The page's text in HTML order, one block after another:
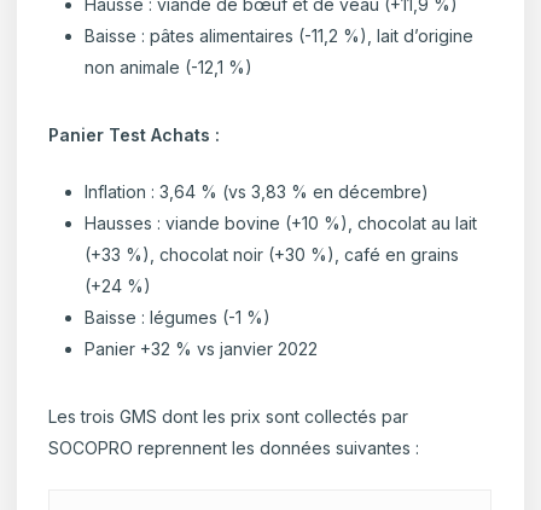
Baisse : pâtes alimentaires (-11,2 %), lait d’origine
non animale (-12,1 %)
Panier Test Achats :
Inflation : 3,64 % (vs 3,83 % en décembre)
Hausses : viande bovine (+10 %), chocolat au lait
(+33 %), chocolat noir (+30 %), café en grains
(+24 %)
Baisse : légumes (-1 %)
Panier +32 % vs janvier 2022
Les trois GMS dont les prix sont collectés par
SOCOPRO reprennent les données suivantes :